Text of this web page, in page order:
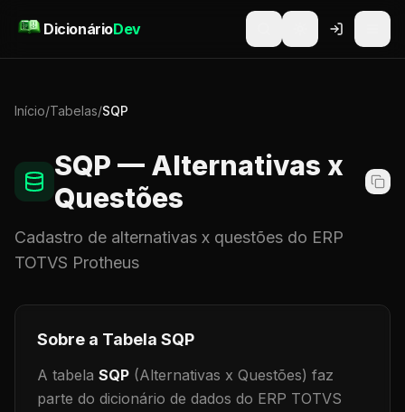
DicionárioDev
Início/Tabelas/SQP
SQP — Alternativas x
Questões
Cadastro de alternativas x questões do ERP
TOTVS Protheus
Sobre a Tabela SQP
A tabela SQP (Alternativas x Questões) faz
parte do dicionário de dados do ERP TOTVS